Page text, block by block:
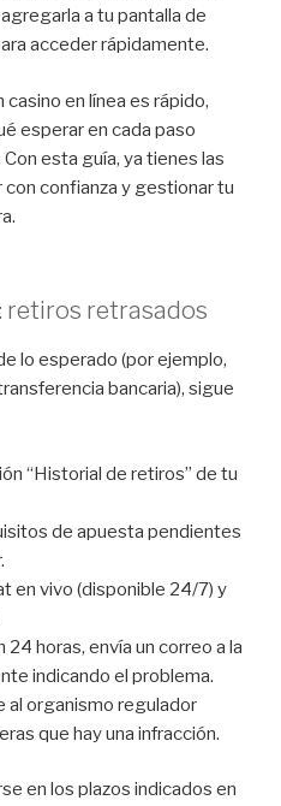
a tu pantalla de
acceder rápidamente.
en línea es rápido,
esperar en cada paso
esta guía, ya tienes las
confianza y gestionar tu
retiros retrasados
lo esperado (por ejemplo,
bancaria), sigue
“Historial de retiros” de tu
de apuesta pendientes
en vivo (disponible 24/7) y
horas, envía un correo a la
indicando el problema.
al organismo regulador
que hay una infracción.
en los plazos indicados en